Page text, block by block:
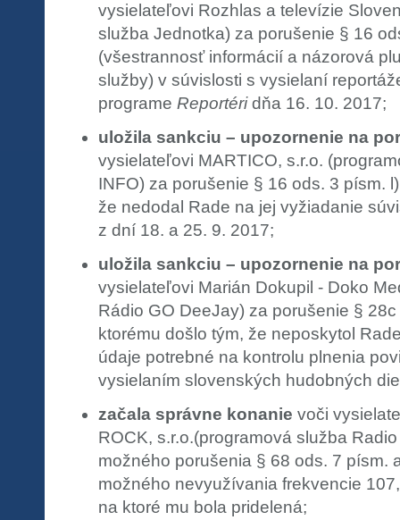
vysielateľovi Rozhlas a televízie
služba Jednotka) za porušenie § 16
(všestrannosť informácií a názorová
služby) v súvislosti s vysielaní
programe Reportéridňa 16. 10. 2017;
uložila sankciu – upozornenie na
vysielateľovi MARTICO, s.r.o.
INFO) za porušenie § 16 ods. 3 písm.
že nedodal Rade na jej vyžiadanie
z dní 18. a 25. 9. 2017;
uložila sankciu – upozornenie na
vysielateľovi Marián Dokupil - Doko
Rádio GO DeeJay) za porušenie §
ktorému došlo tým, že neposkytol
údaje potrebné na kontrolu plnenia
vysielaním slovenských hudobných
začala správne konanie voči
ROCK, s.r.o.(programová služba
možného porušenia § 68 ods. 7 písm.
možného nevyužívania frekvencie
na ktoré mu bola pridelená;